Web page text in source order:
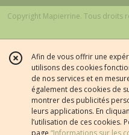
Copyright Mapierrine. Tous droits
Afin de vous offrir une
utilisons des cookies
de nos services et en
également des cookies de
montrer des publicités
leurs applications. En
l’utilisation de ces cookies.
page “Informations sur les